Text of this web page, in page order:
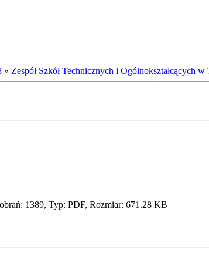
» Zespół Szkół Technicznych i Ogólnokształcących
1389, Typ: PDF, Rozmiar: 671.28 KB